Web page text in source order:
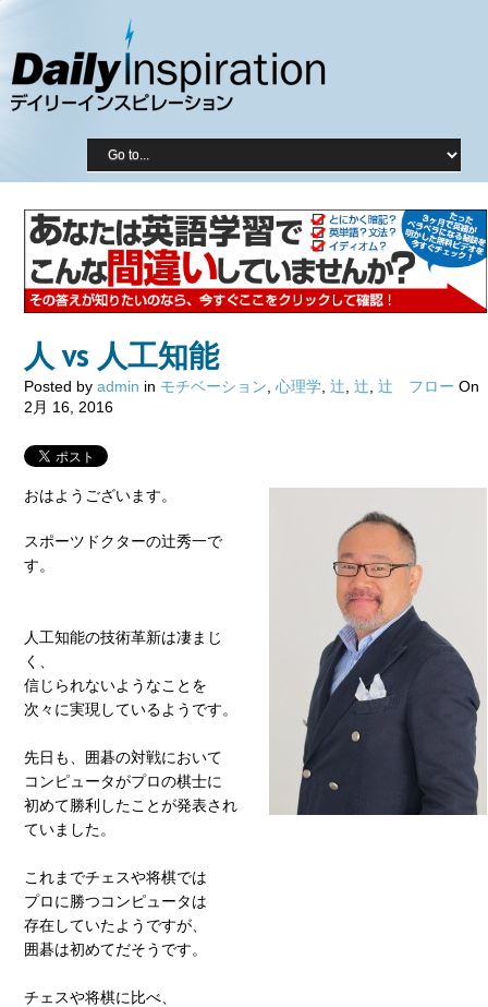
人 vs 人工知能
Posted by admin in モチベーション 心理学 辻 辻 辻 フロー On
2月 16, 2016
おはようございます。
スポーツドクターの辻秀一で
す。
人工知能の技術革新は凄まじ
く、
信じられないようなことを
次々に実現しているようです。
先日も、囲碁の対戦において
コンピュータがプロの棋士に
初めて勝利したことが発表され
ていました。
これまでチェスや将棋では
プロに勝つコンピュータは
存在していたようですが、
囲碁は初めてだそうです。
チェスや将棋に比べ、